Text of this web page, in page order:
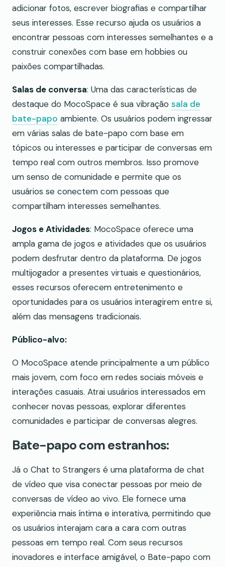
adicionar fotos, escrever biografias e compartilhar
seus interesses. Esse recurso ajuda os usuários a
encontrar pessoas com interesses semelhantes e a
construir conexões com base em hobbies ou
paixões compartilhadas.
Salas de conversa: Uma das características de
destaque do MocoSpace é sua vibração sala de
bate-papo ambiente. Os usuários podem ingressar
em várias salas de bate-papo com base em
tópicos ou interesses e participar de conversas em
tempo real com outros membros. Isso promove
um senso de comunidade e permite que os
usuários se conectem com pessoas que
compartilham interesses semelhantes.
Jogos e Atividades: MocoSpace oferece uma
ampla gama de jogos e atividades que os usuários
podem desfrutar dentro da plataforma. De jogos
multijogador a presentes virtuais e questionários,
esses recursos oferecem entretenimento e
oportunidades para os usuários interagirem entre si,
além das mensagens tradicionais.
Público-alvo:
O MocoSpace atende principalmente a um público
mais jovem, com foco em redes sociais móveis e
interações casuais. Atrai usuários interessados em
conhecer novas pessoas, explorar diferentes
comunidades e participar de conversas alegres.
Bate-papo com estranhos:
Já o Chat to Strangers é uma plataforma de chat
de vídeo que visa conectar pessoas por meio de
conversas de vídeo ao vivo. Ele fornece uma
experiência mais íntima e interativa, permitindo que
os usuários interajam cara a cara com outras
pessoas em tempo real. Com seus recursos
inovadores e interface amigável, o Bate-papo com